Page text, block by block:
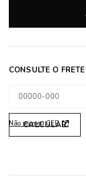
Não sei meu CEP